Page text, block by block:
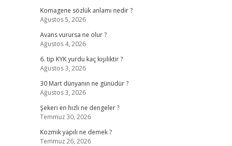
Komagene sözlük anlamı nedir ?
Ağustos 5, 2026
Avans vurursa ne olur ?
Ağustos 4, 2026
6. tip KYK yurdu kaç kişiliktir ?
Ağustos 3, 2026
30 Mart dünyanın ne günüdür ?
Ağustos 3, 2026
Şekeri en hızlı ne dengeler ?
Temmuz 30, 2026
Kozmik yapılı ne demek ?
Temmuz 26, 2026